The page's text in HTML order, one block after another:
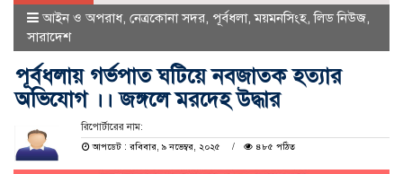
আইন ও অপরাধ, নেত্রকোনা সদর, পূর্বধলা,ময়মনসিংহ,লিড নিউজ,
সারাদেশ
পূর্বধলায় গর্ভপাত ঘটিয়ে নবজাতক হত্যার
অভিযোগ ।। জঙ্গলে মরদেহ উদ্ধার
রিপোর্টারের নাম:
আপডেট : রবিবার, ৯ নভেম্বর, ২০২৫
৪৮৫ পঠিত